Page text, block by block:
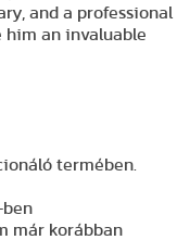
and a professional
him an invaluable
termében.
ben
már korábban